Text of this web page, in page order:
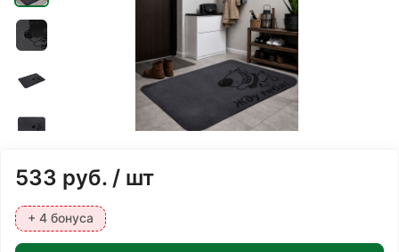
533 руб. / шт
+ 4 бонуса